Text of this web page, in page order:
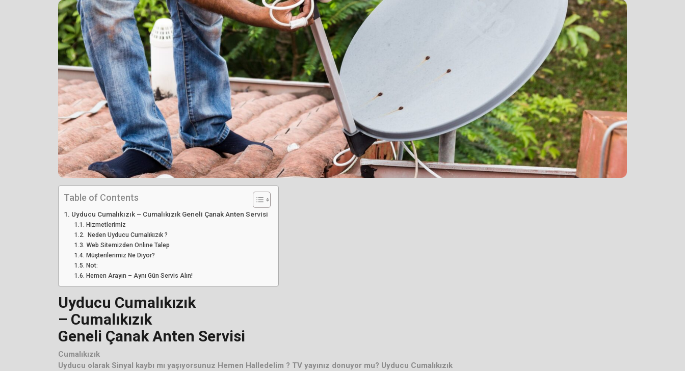
Table of Contents
Uyducu Cumalıkızık – Cumalıkızık Geneli Çanak Anten Servisi
Hizmetlerimiz
️ Neden Uyducu Cumalıkızık ?
Web Sitemizden Online Talep
Müşterilerimiz Ne Diyor?
Not:
Hemen Arayın – Aynı Gün Servis Alın!
Uyducu Cumalıkızık
– Cumalıkızık
Geneli Çanak Anten Servisi
Cumalıkızık
Uyducu olarak Sinyal kaybı mı yaşıyorsunuz Hemen Halledelim ? TV yayınız donuyor mu? Uyducu Cumalıkızık